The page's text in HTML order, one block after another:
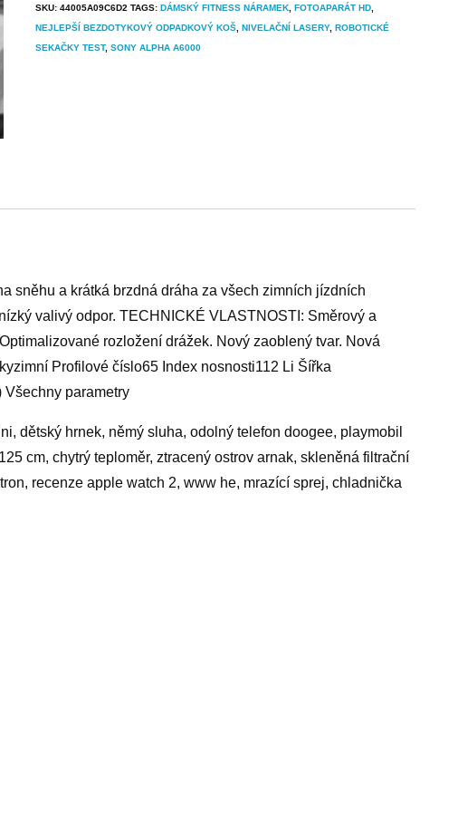
SKU: 44005A09C6D2 TAGS: DÁMSKÝ FITNESS NÁRAMEK, FOTOAPARÁT HD,
NEJLEPŠÍ BEZDOTYKOVÝ ODPADKOVÝ KOŠ, NIVELAČNÍ LASERY, ROBOTICKÉ
SEKAČKY TEST, SONY ALPHA A6000
sněhu a krátká brzdná dráha za všech zimních jízdních
valivý odpor. TECHNICKÉ VLASTNOSTI: Směrový a
rozložení drážek. Nový zaoblený tvar. Nová
Profilové číslo65 Index nosnosti112 Li Šířka
Všechny parametry
dětský hrnek, němý sluha, odolný telefon doogee, playmobil
cm, chytrý teploměr, ztracený ostrov arnak, skleněná filtrační
recenze apple watch 2, www he, mrazící sprej, chladnička